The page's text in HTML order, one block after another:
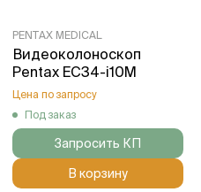
PENTAX MEDICAL
Видеоколоноскоп
Pentax EC34-i10M
Цена по запросу
Под заказ
Запросить КП
В корзину